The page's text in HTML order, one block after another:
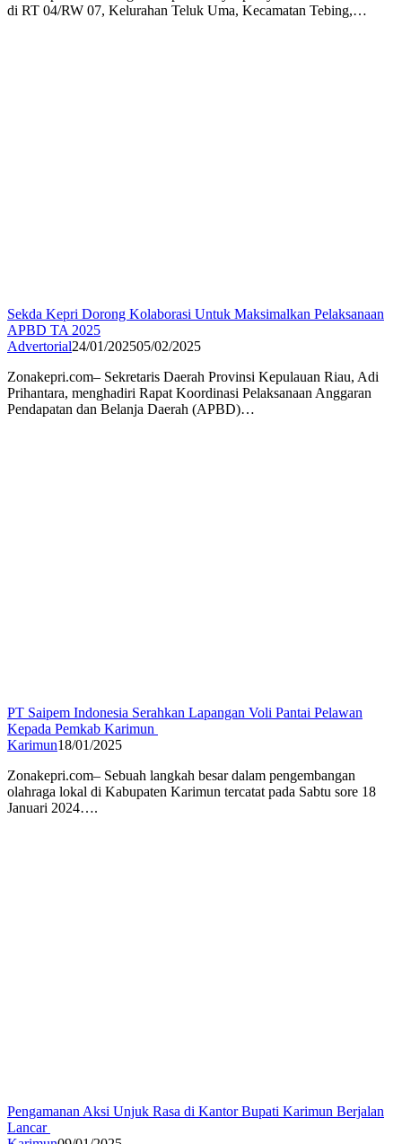
di RT 04/RW 07, Kelurahan Teluk Uma, Kecamatan Tebing,…
Sekda Kepri Dorong Kolaborasi Untuk Maksimalkan Pelaksanaan
APBD TA 2025
Advertorial24/01/202505/02/2025
Zonakepri.com– Sekretaris Daerah Provinsi Kepulauan Riau, Adi
Prihantara, menghadiri Rapat Koordinasi Pelaksanaan Anggaran
Pendapatan dan Belanja Daerah (APBD)…
PT Saipem Indonesia Serahkan Lapangan Voli Pantai Pelawan
Kepada Pemkab Karimun
Karimun18/01/2025
Zonakepri.com– Sebuah langkah besar dalam pengembangan
olahraga lokal di Kabupaten Karimun tercatat pada Sabtu sore 18
Januari 2024….
Pengamanan Aksi Unjuk Rasa di Kantor Bupati Karimun Berjalan
Lancar